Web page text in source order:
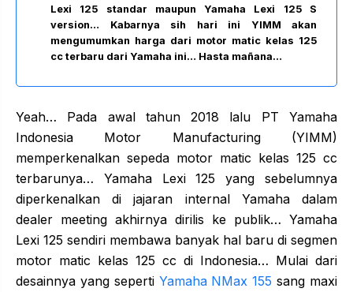
Lexi 125 standar maupun Yamaha Lexi 125 S
version… Kabarnya sih hari ini YIMM akan
mengumumkan harga dari motor matic kelas 125
cc terbaru dari Yamaha ini… Hasta mañana…
Yeah… Pada awal tahun 2018 lalu PT Yamaha
Indonesia Motor Manufacturing (YIMM)
memperkenalkan sepeda motor matic kelas 125 cc
terbarunya… Yamaha Lexi 125 yang sebelumnya
diperkenalkan di jajaran internal Yamaha dalam
dealer meeting akhirnya dirilis ke publik… Yamaha
Lexi 125 sendiri membawa banyak hal baru di segmen
motor matic kelas 125 cc di Indonesia… Mulai dari
desainnya yang seperti Yamaha NMax 155 sang maxi